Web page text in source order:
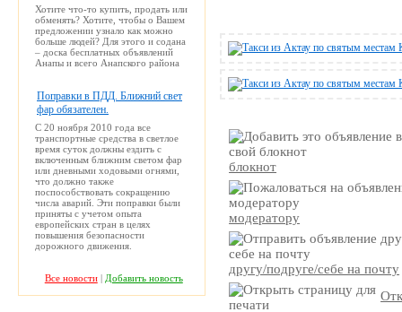
блокнот
модератору
другу/подруге/себе на почту
Хотите что-то купить, продать или
обменять? Хотите, чтобы о Вашем
предложении узнало как можно
больше людей? Для этого и содана
– доска бесплатных объявлений
Анапы и всего Анапского района
Поправки в ПДД. Ближний свет
фар обязателен.
С 20 ноября 2010 года все
транспортные средства в светлое
время суток должны ездить с
включенным ближним светом фар
или дневными ходовыми огнями,
что должно также
поспособствовать сокращению
числа аварий. Эти поправки были
приняты с учетом опыта
европейских стран в целях
повышения безопасности
дорожного движения.
Все новости| Добавить новость